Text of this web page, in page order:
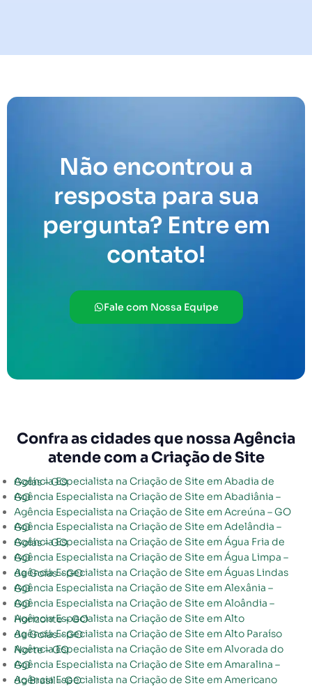
Não encontrou a
resposta para sua
pergunta? Entre em
contato!
Fale com Nossa Equipe
Confra as cidades que nossa Agência
atende com a Criação de Site
Agência Especialista na Criação de Site em Abadia de Goiás – GO
Agência Especialista na Criação de Site em Abadiânia – GO
Agência Especialista na Criação de Site em Acreúna – GO
Agência Especialista na Criação de Site em Adelândia – GO
Agência Especialista na Criação de Site em Água Fria de Goiás – GO
Agência Especialista na Criação de Site em Água Limpa – GO
Agência Especialista na Criação de Site em Águas Lindas de Goiás – GO
Agência Especialista na Criação de Site em Alexânia – GO
Agência Especialista na Criação de Site em Aloândia – GO
Agência Especialista na Criação de Site em Alto Horizonte – GO
Agência Especialista na Criação de Site em Alto Paraíso de Goiás – GO
Agência Especialista na Criação de Site em Alvorada do Norte – GO
Agência Especialista na Criação de Site em Amaralina – GO
Agência Especialista na Criação de Site em Americano do Brasil – GO